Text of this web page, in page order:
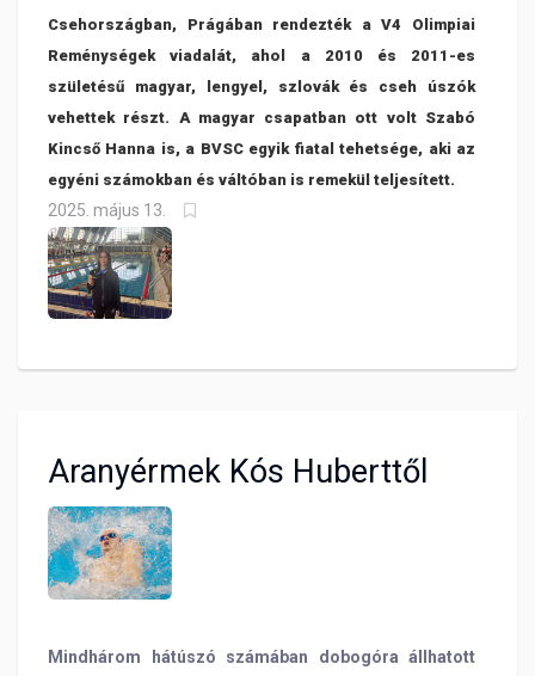
Reménységek Versenyén
Csehországban, Prágában rendezték a V4 Olimpiai
Reménységek viadalát, ahol a 2010 és 2011-es
születésű magyar, lengyel, szlovák és cseh úszók
vehettek részt. A magyar csapatban ott volt Szabó
Kincső Hanna is, a BVSC egyik fiatal tehetsége, aki az
egyéni számokban és váltóban is remekül teljesített.
2025. május 13.
Aranyérmek Kós Huberttől
Mindhárom hátúszó számában dobogóra állhatott